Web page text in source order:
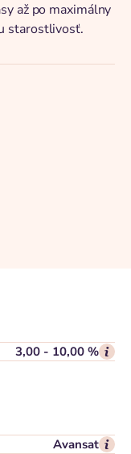
až po maximálny
starostlivosť.
3,00 - 10,00 %
Avansat